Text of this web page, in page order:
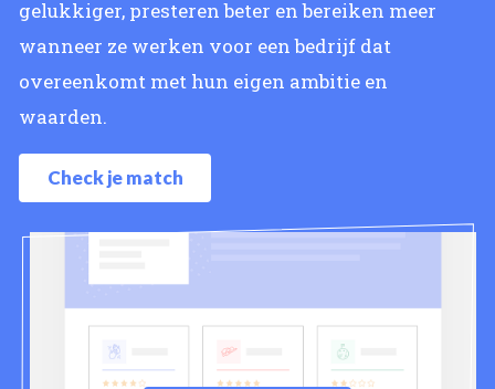
gelukkiger, presteren beter en bereiken meer
wanneer ze werken voor een bedrijf dat
overeenkomt met hun eigen ambitie en
waarden.
Check je match